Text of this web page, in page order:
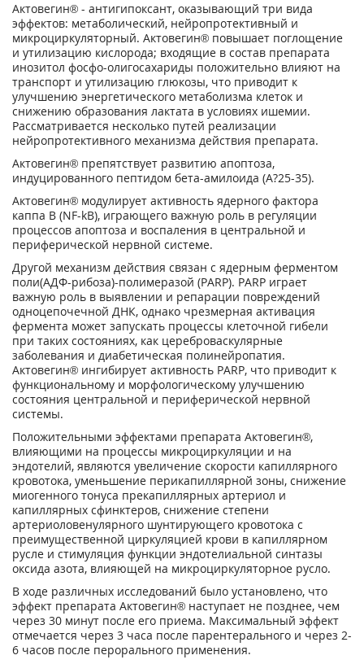
Актовегин® - антигипоксант, оказывающий три вида
эффектов: метаболический, нейропротективный и
микроциркуляторный. Актовегин® повышает поглощение
и утилизацию кислорода; входящие в состав препарата
инозитол фосфо-олигосахариды положительно влияют на
транспорт и утилизацию глюкозы, что приводит к
улучшению энергетического метаболизма клеток и
снижению образования лактата в условиях ишемии.
Рассматривается несколько путей реализации
нейропротективного механизма действия препарата.
Актовегин® препятствует развитию апоптоза,
индуцированного пептидом бета-амилоида (А?25-35).
Актовегин® модулирует активность ядерного фактора
каппа В (NF-kB), играющего важную роль в регуляции
процессов апоптоза и воспаления в центральной и
периферической нервной системе.
Другой механизм действия связан с ядерным ферментом
поли(АДФ-рибоза)-полимеразой (PARP). PARP играет
важную роль в выявлении и репарации повреждений
одноцепочечной ДНК, однако чрезмерная активация
фермента может запускать процессы клеточной гибели
при таких состояниях, как цереброваскулярные
заболевания и диабетическая полинейропатия.
Актовегин® ингибирует активность PARP, что приводит к
функциональному и морфологическому улучшению
состояния центральной и периферической нервной
системы.
Положительными эффектами препарата Актовегин®,
влияющими на процессы микроциркуляции и на
эндотелий, являются увеличение скорости капиллярного
кровотока, уменьшение перикапиллярной зоны, снижение
миогенного тонуса прекапиллярных артериол и
капиллярных сфинктеров, снижение степени
артериоловенулярного шунтирующего кровотока с
преимущественной циркуляцией крови в капиллярном
русле и стимуляция функции эндотелиальной синтазы
оксида азота, влияющей на микроциркуляторное русло.
В ходе различных исследований было установлено, что
эффект препарата Актовегин® наступает не позднее, чем
через 30 минут после его приема. Максимальный эффект
отмечается через 3 часа после парентерального и через 2-
6 часов после перорального применения.